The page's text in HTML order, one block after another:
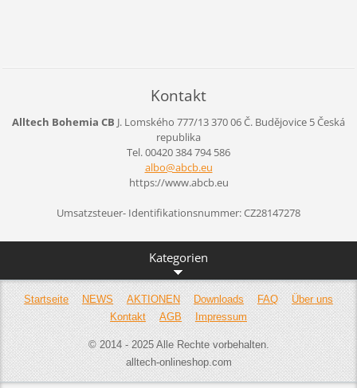
Kontakt
Alltech Bohemia CB J. Lomského 777/13370 06 Č. Budějovice 5Česká
republika
Tel. 00420 384 794 586
albo@abcb.eu
https://www.abcb.eu
Umsatzsteuer- Identifikationsnummer: CZ28147278
Kategorien
Startseite NEWS AKTIONEN Downloads FAQ
Über uns
Kontakt
AGB Impressum
© 2014 - 2025 Alle Rechte vorbehalten.
alltech-onlineshop.com